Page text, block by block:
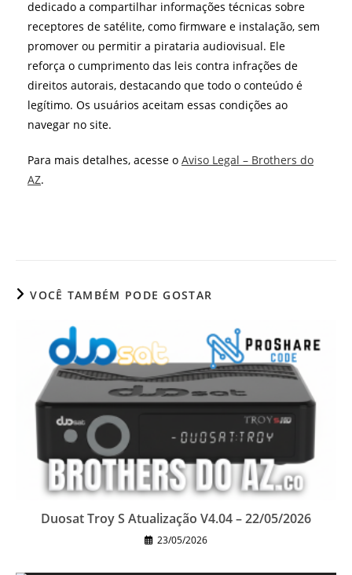
dedicado a compartilhar informações técnicas sobre
receptores de satélite, como firmware e instalação, sem
promover ou permitir a pirataria audiovisual. Ele
reforça o cumprimento das leis contra infrações de
direitos autorais, destacando que todo o conteúdo é
legítimo. Os usuários aceitam essas condições ao
navegar no site.
Para mais detalhes, acesse o Aviso Legal – Brothers do
AZ.
VOCÊ TAMBÉM PODE GOSTAR
Duosat Troy S Atualização V4.04 – 22/05/2026
23/05/2026